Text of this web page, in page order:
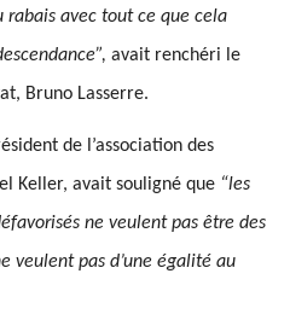
rabais avec tout ce que cela
avait renchéri le
Bruno Lasserre.
de l’association des
Keller, avait souligné que “les
ne veulent pas être des
veulent pas d’une égalité au